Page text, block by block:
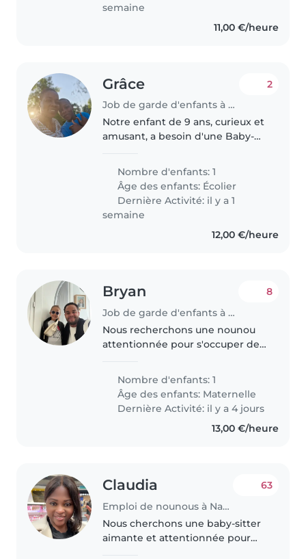
semaine
11,00 €/heure
Grâce
Job de garde d'enfants à Neufchâteau
2
Notre enfant de 9 ans, curieux et
amusant, a besoin d'une Baby-
pour partager des moments
ludiques. Disponible à domicile,
en confiance !
Nombre d'enfants: 1
Âge des enfants: Écolier
Dernière Activité: il y a 1
semaine
12,00 €/heure
Bryan
Job de garde d'enfants à Saint-Victor-de-Cessieu
8
Nous recherchons une nounou
attentionnée pour s'occuper de
sur deux les week-ends, à notre
domicile. Elle est douce, curieuse
et pleine de joie de..
Nombre d'enfants: 1
Âge des enfants: Maternelle
Dernière Activité: il y a 4 jours
13,00 €/heure
Claudia
Emploi de nounous à Nantes
63
Nous cherchons une baby-sitter
aimante et attentionnée pour